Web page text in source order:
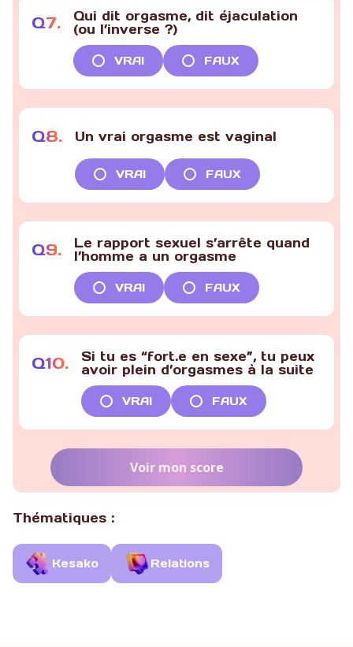
Q7.
Qui dit orgasme, dit éjaculation
(ou l’inverse ?)
VRAI FAUX
Q8. Un vrai orgasme est vaginal
VRAI FAUX
Q9.
Le rapport sexuel s’arrête quand
l’homme a un orgasme
VRAI FAUX
Q10.
Si tu es “fort.e en sexe”, tu peux
avoir plein d’orgasmes à la suite
VRAI FAUX
Voir mon score
Thématiques :
Kesako Relations